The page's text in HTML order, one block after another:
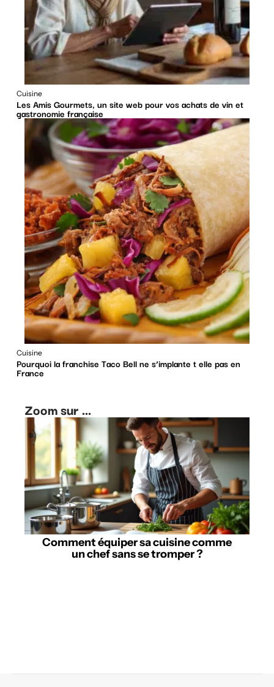
Cuisine
Les Amis Gourmets, un site web pour vos achats de vin et
gastronomie française
Cuisine
Pourquoi la franchise Taco Bell ne s’implante t elle pas en
France
Zoom sur ...
Comment équiper sa cuisine comme
un chef sans se tromper ?